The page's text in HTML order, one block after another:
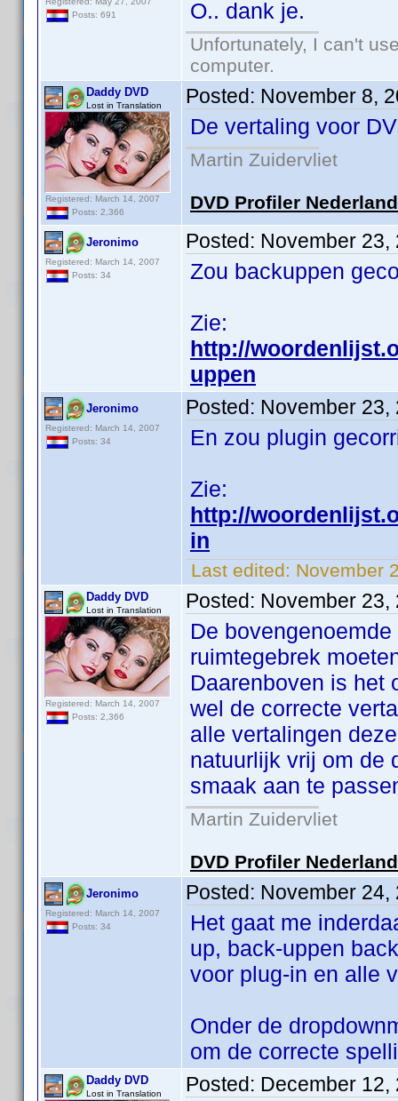
Posts: 691
O.. dank je.
Unfortunately, I can't
computer.
Daddy DVD
Lost in Translation
Registered: March 14, 2007
Posts: 2,366
Posted: November 8,
De vertaling voor
Martin Zuidervliet
DVD Profiler
Jeronimo
Registered: March 14, 2007
Posts: 34
Posted: November 23,
Zou backuppen
Zie:
http://
uppen
Jeronimo
Registered: March 14, 2007
Posts: 34
Posted: November 23,
En zou plugin
Zie:
http://
in
Last edited: November
Daddy DVD
Lost in Translation
Registered: March 14, 2007
Posts: 2,366
Posted: November 23,
De
ruimtegebrek
Daarenboven is het
wel de correcte
alle vertalingen
natuurlijk vrij om de
smaak aan te
Martin Zuidervliet
DVD Profiler
Jeronimo
Registered: March 14, 2007
Posts: 34
Posted: November 24,
Het gaat me
up, back-uppen
voor plug-in en alle
Onder de
om de correcte
Daddy DVD
Lost in Translation Posted: December 12,